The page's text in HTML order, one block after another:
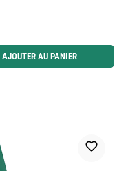
les boutons pour augmenter ou
AJOUTER AU PANIER